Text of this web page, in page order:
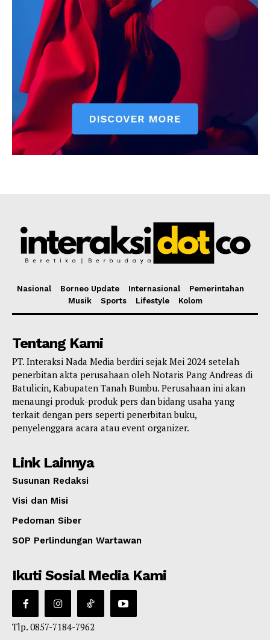
Nasional Borneo Update Internasional
Pemerintahan
Musik
Sports Lifestyle Kolom
Tentang Kami
PT. Interaksi Nada Media berdiri sejak Mei 2024 setelah
penerbitan akta perusahaan oleh Notaris Pang Andreas di
Batulicin, Kabupaten Tanah Bumbu. Perusahaan ini akan
menaungi produk-produk pers dan bidang usaha yang
terkait dengan pers seperti penerbitan buku,
penyelenggara acara atau event organizer.
Link Lainnya
Susunan Redaksi
Visi dan Misi
Pedoman Siber
SOP Perlindungan Wartawan
Ikuti Sosial Media Kami
Tlp. 0857-7184-7962